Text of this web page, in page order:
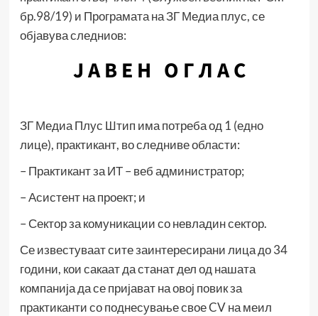
бр.98/19) и Програмата на ЗГ Медиа плус, се
објавува следниов:
Ј А В Е Н О Г Л А С
ЗГ Медиа Плус Штип има потреба од 1 (едно
лице), практикант, во следниве области:
– Практикант за ИТ – веб администратор;
– Асистент на проект; и
– Сектор за комуникации со невладин сектор.
Се известуваат сите заинтересирани лица до 34
години, кои сакаат да станат дел од нашата
компанија да се пријават на овој повик за
практиканти со поднесување свое CV на меил